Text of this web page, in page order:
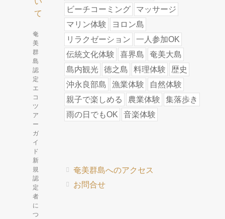
奄
美
群
島
認
定
エ
コ
ツ
ア
ー
ガ
イ
ド
新
規
認
定
者
に
つ
ビーチコーミング
マッサージ
マリン体験
ヨロン島
リラクゼーション
一人参加OK
伝統文化体験
喜界島
奄美大島
島内観光
徳之島 料理体験
歴史
沖永良部島
漁業体験
自然体験
親子で楽しめる
農業体験
集落歩き
雨の日でもOK
音楽体験
奄美群島へのアクセス
お問合せ